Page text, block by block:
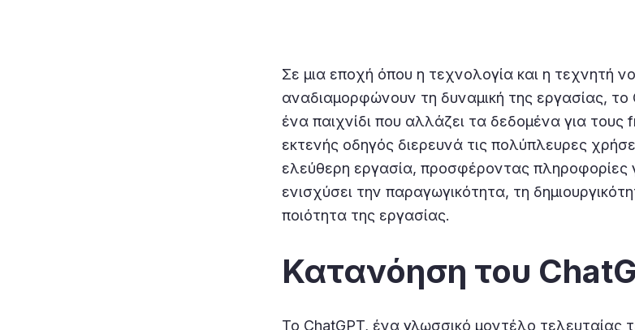
Σε μια εποχή όπου η τεχνολογία και η τεχνητή
αναδιαμορφώνουν τη δυναμική της εργασίας, το
ένα παιχνίδι που αλλάζει τα δεδομένα για τους
εκτενής οδηγός διερευνά τις πολύπλευρες
ελεύθερη εργασία, προσφέροντας πληροφορίες
ενισχύσει την παραγωγικότητα, τη
ποιότητα της εργασίας.
Κατανόηση του
Το ChatGPT, ένα γλωσσικό μοντέλο τελευταίας